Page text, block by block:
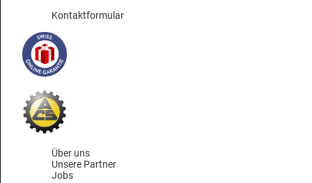
Kontaktformular
Über uns
Unsere Partner
Jobs